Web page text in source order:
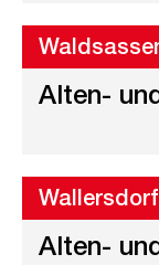
Alten-
Wallersdorf
Alten-